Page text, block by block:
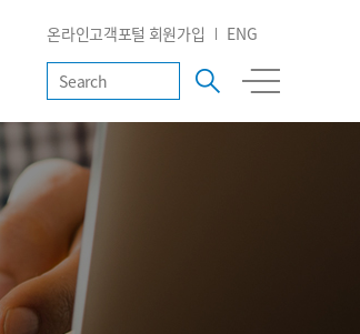
온라인고객포털 회원가입 ENG